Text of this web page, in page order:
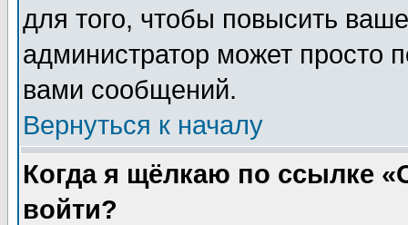
для того, чтобы повысить
администратор может просто
вами сообщений.
Вернуться к началу
Когда я щёлкаю по ссылке
войти?